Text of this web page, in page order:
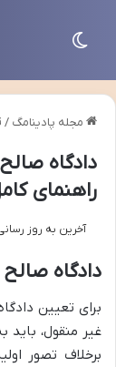
مجله پادینامگ /
دادگاه
راهنمای
آخرین به روز رسانی: 28/06/
دادگاه
برای تعیین
غیر منقول،
برخلاف تصور